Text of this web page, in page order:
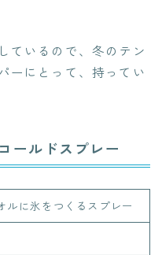
ているので、冬のテン
ーにとって、持ってい
ールドスプレー
ルに氷をつくるスプレー